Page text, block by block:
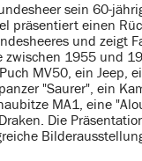
sein 60-
präsentiert einen
und zeigt
zwischen 1955 und
MV50, ein Jeep,
"Saurer", ein
MA1, eine
Die